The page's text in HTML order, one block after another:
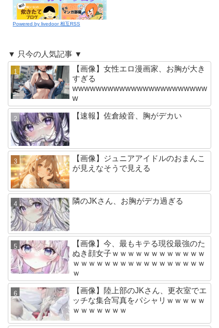
Powered by livedoor 相互RSS
▼ 只今の人気記事 ▼
【画像】女性エロ漫画家、お胸が大き
すぎる
wwwwwwwwwwwwwwwwwwwwwww
w
【速報】佐倉綾音、胸がデカい
【画像】ジュニアアイドルのおまんこ
が見えなそうで見える
隣のJKさん、お胸がデカ過ぎる
【画像】今、最もキテる現役最強のた
ぬき顔女子ｗｗｗｗｗｗｗｗｗｗｗｗ
ｗｗｗｗｗｗｗｗｗｗｗｗｗｗｗｗｗ
ｗ
【画像】陸上部のJKさん、更衣室でエ
ッチな集合写真をパシャリｗｗｗｗｗ
ｗｗｗｗｗｗｗ